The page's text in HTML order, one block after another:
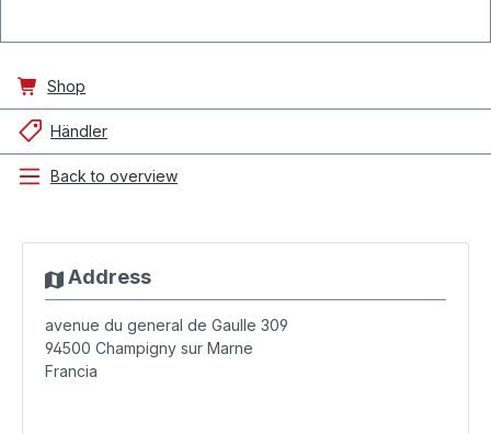
Shop
Händler
Back to overview
Address
avenue du general de Gaulle 309
94500 Champigny sur Marne
Francia